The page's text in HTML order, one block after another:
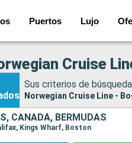
Puertos Lujo
Cruise
Sus criterios de
Norwegian Cruise Line -
CANADÁ, BERMUDAS
Kings Wharf, Boston